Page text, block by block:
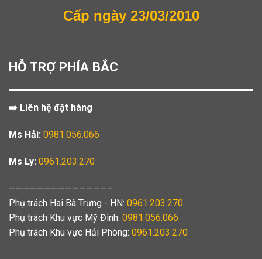
Cấp ngày 23/03/2010
HỖ TRỢ PHÍA BẮC
➡️ Liên hệ đặt hàng
Ms Hải: 0981.056.066
Ms Ly: 0961.203.270
——————————————–
Phụ trách Hai Bà Trưng - HN: 0961.203.270
Phụ trách Khu vực Mỹ Đình: 0981.056.066
Phụ trách Khu vực Hải Phòng: 0961.203.270